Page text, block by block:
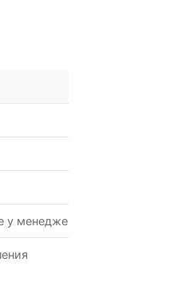
у менеджеров)